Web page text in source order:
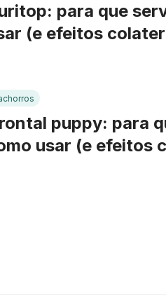
para que
(e efeitos
puppy: para
usar (e efeitos